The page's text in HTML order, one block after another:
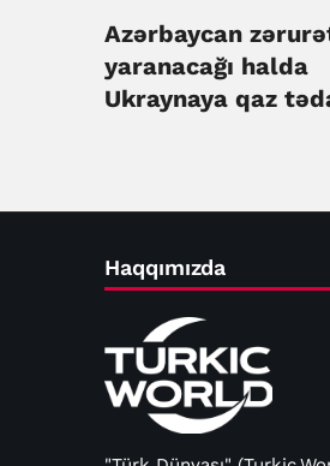
Azərbaycan
yaranacağı halda
Ukraynaya qaz
Haqqımızda